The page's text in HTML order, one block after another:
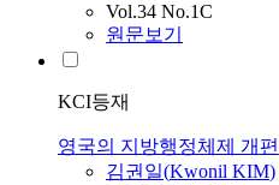
Vol.34 No.1C
원문보기
KCI등재
영국의 지방행정체제 개편
김권일(Kwonil KIM)